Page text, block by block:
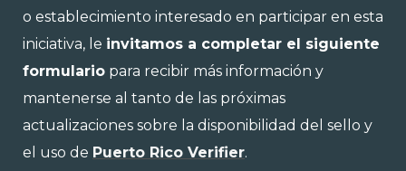
o establecimiento interesado en participar en esta
iniciativa, le invitamos a completar el siguiente
formulario para recibir más información y
mantenerse al tanto de las próximas
actualizaciones sobre la disponibilidad del sello y
el uso de Puerto Rico Verifier.